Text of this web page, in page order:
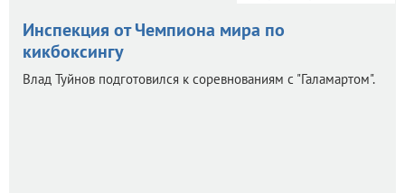
Инспекция от Чемпиона мира по
кикбоксингу
Влад Туйнов подготовился к соревнованиям с "Галамартом".